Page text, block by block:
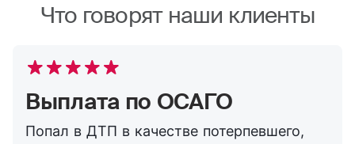
Что говорят наши клиенты
Выплата по ОСАГО
Попал в ДТП в качестве потерпевшего,